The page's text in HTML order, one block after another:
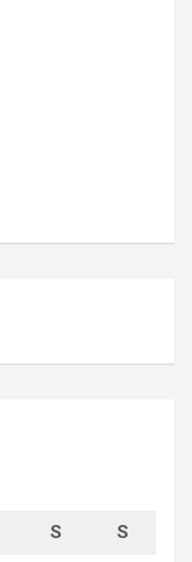
S S